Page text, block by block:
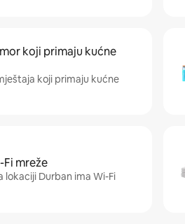
koji primaju kućne
koji primaju kućne
mreže
lokaciji Durban ima Wi-Fi